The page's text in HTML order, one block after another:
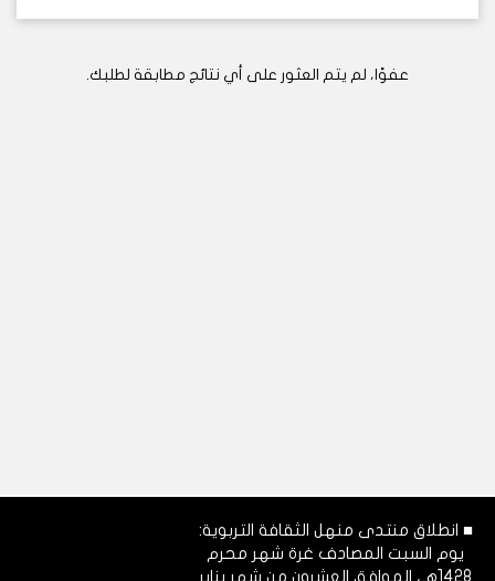
عفوًا، لم يتم العثور على أي نتائج مطابقة لطلبك.
■ انطلاق منتدى منهل الثقافة التربوية:
يوم السبت المصادف غرة شهر محرم
1428هـ، الموافق العشرون من شهر يناير